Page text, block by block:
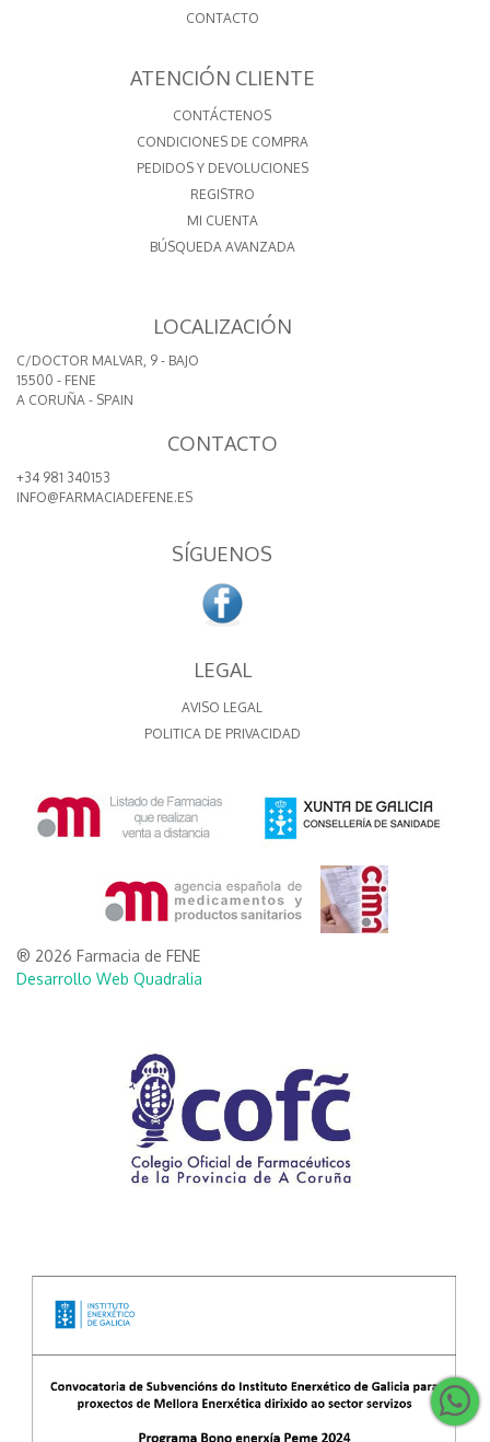
CONTACTO
ATENCIÓN CLIENTE
CONTÁCTENOS
CONDICIONES DE COMPRA
PEDIDOS Y DEVOLUCIONES
REGISTRO
MI CUENTA
BÚSQUEDA AVANZADA
LOCALIZACIÓN
C/DOCTOR MALVAR, 9 - BAJO
15500 - FENE
A CORUÑA - SPAIN
CONTACTO
+34 981 340153
INFO@FARMACIADEFENE.ES
SÍGUENOS
LEGAL
AVISO LEGAL
POLITICA DE PRIVACIDAD
® 2026 Farmacia de FENE
Desarrollo Web Quadralia